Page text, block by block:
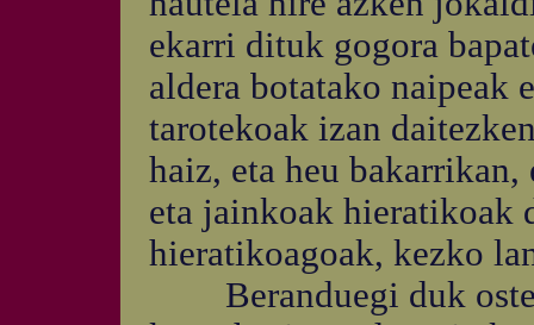
ekarri dituk gogora
aldera botatako naipeak
tarotekoak izan
haiz, eta heu
eta jainkoak hieratikoak
hieratikoagoak, kezko
Beranduegi duk